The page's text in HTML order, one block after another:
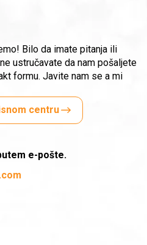
Bilo da imate pitanja ili
ustručavate da nam pošaljete
formu. Javite nam se a mi
centru
e-pošte.